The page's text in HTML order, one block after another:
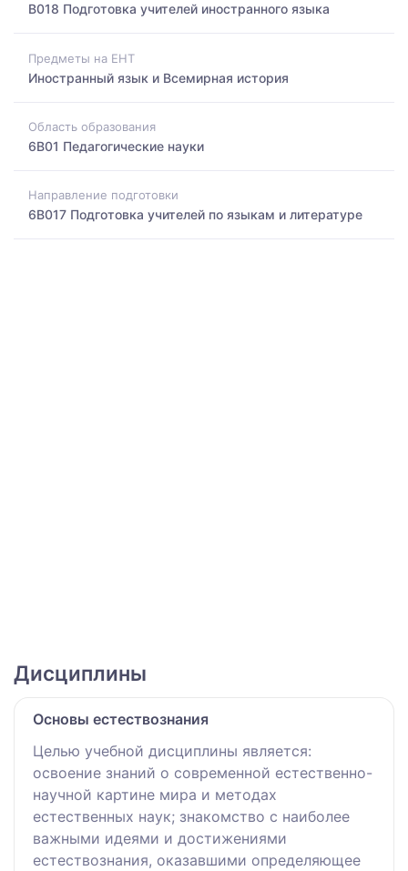
B018 Подготовка учителей иностранного языка
Предметы на ЕНТ
Иностранный язык и Всемирная история
Область образования
6B01 Педагогические науки
Направление подготовки
6B017 Подготовка учителей по языкам и литературе
Дисциплины
Основы естествознания
Целью учебной дисциплины является:
освоение знаний о современной естественно-
научной картине мира и методах
естественных наук; знакомство с наиболее
важными идеями и достижениями
естествознания, оказавшими определяющее